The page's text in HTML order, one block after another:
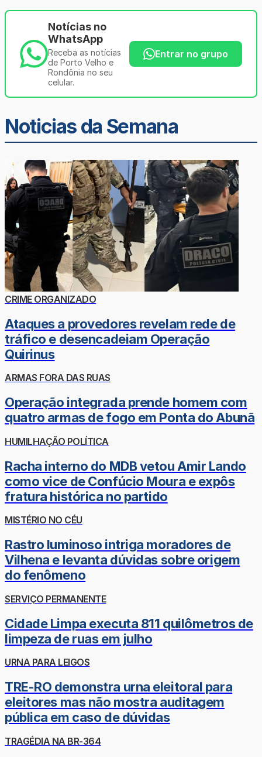
Notícias no
WhatsApp
Receba as notícias
de Porto Velho e
Rondônia no seu
celular.
Entrar no grupo
Noticias da Semana
CRIME ORGANIZADO
Ataques a provedores revelam rede de
tráfico e desencadeiam Operação
Quirinus
ARMAS FORA DAS RUAS
Operação integrada prende homem com
quatro armas de fogo em Ponta do Abunã
HUMILHAÇÃO POLÍTICA
Racha interno do MDB vetou Amir Lando
como vice de Confúcio Moura e expôs
fratura histórica no partido
MISTÉRIO NO CÉU
Rastro luminoso intriga moradores de
Vilhena e levanta dúvidas sobre origem
do fenômeno
SERVIÇO PERMANENTE
Cidade Limpa executa 811 quilômetros de
limpeza de ruas em julho
URNA PARA LEIGOS
TRE-RO demonstra urna eleitoral para
eleitores mas não mostra auditagem
pública em caso de dúvidas
TRAGÉDIA NA BR-364